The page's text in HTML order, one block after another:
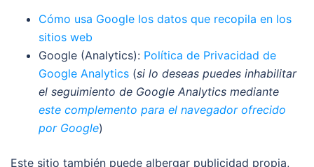
Cómo usa Google los datos que recopila en los
sitios web
Google (Analytics): Política de Privacidad de
Google Analytics (si lo deseas puedes inhabilitar
el seguimiento de Google Analytics mediante
este complemento para el navegador ofrecido
por Google)
Este sitio también puede albergar publicidad propia,